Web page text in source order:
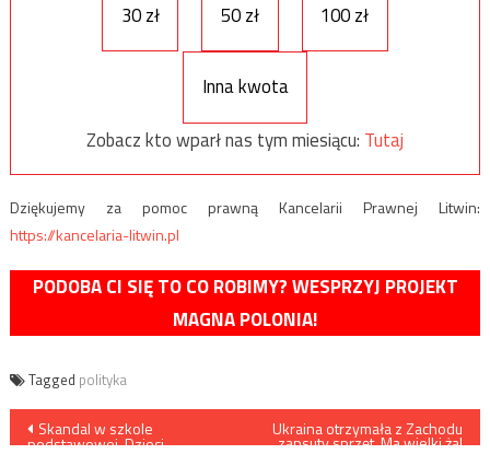
30 zł
50 zł 100 zł
Inna kwota
Zobacz kto wparł nas tym miesiącu: Tutaj
Dziękujemy za pomoc prawną Kancelarii Prawnej Litwin:
https://kancelaria-litwin.pl
PODOBA CI SIĘ TO CO ROBIMY? WESPRZYJ PROJEKT
MAGNA POLONIA!
Tagged polityka
Nawigacja
Skandal w szkole
podstawowej. Dzieci
Ukraina otrzymała z Zachodu
zapsuty sprzęt. Ma wielki żal